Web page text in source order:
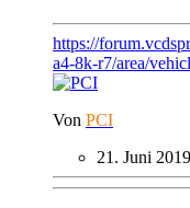
https://
a4-8k-r7/area/
Von PCI
21. Juni 2019